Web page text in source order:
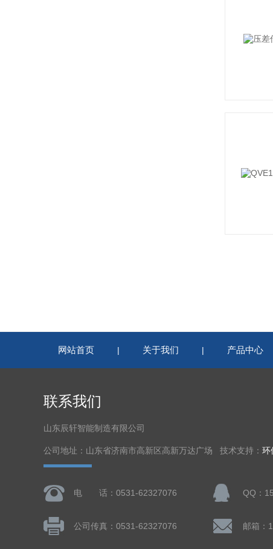
网站首页 | 关于我们 | 产品中心
联系我们
山东辰轩智能制造有限公司
公司地址：山东省济南市高新区高新万达广场 技术支持： 环
电 话：0531-62327076 QQ：
公司传真：0531-62327076 邮箱：